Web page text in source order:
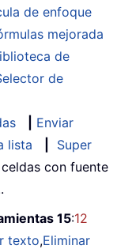
de enfoque
mejorada
de
de
Enviar
lista
Super
con fuente
15:12
texto,Eliminar